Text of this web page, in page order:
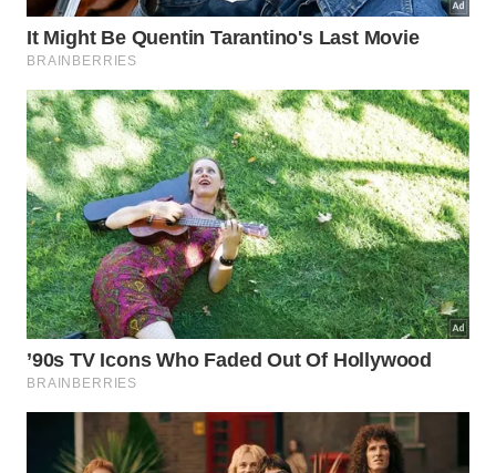
Guarulhos, retomou a liderança na movimentação
da região, registrando mais de 47 milhões de
passageiros em 2025. Esse é o maior número da
história do terminal, que completou 41 anos,
superando os 43,581 milhões de passageiros
contabilizados em 2024.
No ranking regional, seguem o Aeroporto de
Bogotá, com 45,482 milhões de passageiros, e o da
Cidade do México, com 43,605 milhões.
Atualmente, o Aeroporto de Guarulhos conta com
55 rotas regulares internacionais para todos os
continentes. No total, 16,809 milhões de
passageiros estrangeiros foram recebidos pelo
terminal paulista, um novo recorde.